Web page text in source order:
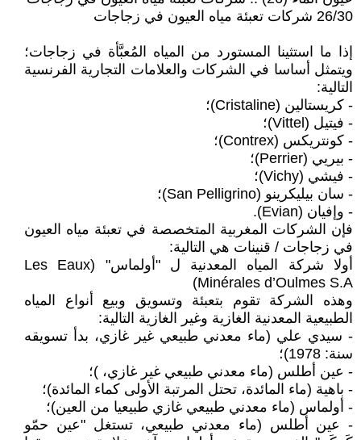
26/30 شركات تعبئة مياه العيون في زجاجات
إذا ما استثينا المستورد من المياه المُعبَّأة في زجاجات؛
ويتمثل أساسا في الشركات والعلامات التجارية الفرنسية
التالية:
- كريستالين (Cristaline)؛
- فيتيل (Vittel)؛
- كونتريكس (Contrex)؛
- بيريي (Perrier)؛
- فيشي (Vichy)؛
- سان بيليكرينو (San Pelligrino)؛
- وإفيان (Evian).
فإن الشركات المغربية المتخصصة في تعبئة مياه العيون
في زجاجات / قنينات هي التالية:
أولا شركة المياه المعدنية ل "أولماس" (Les Eaux
Minérales d’Oulmes S.A)
وهذه الشركة تقوم بتعبئة وتسويق وبيع أنواع المياه
الطبيعية المعدنية الغازية وغير الغازية التالية:
- سيدي علي (ماء معدني طبيعي غير غازي، بدأ تسويقه
سنة: 1978)؛
- عين أطلس (ماء معدني طبيعي غير غازي، )؛
- باهية (ماء المائدة، تحتل المرتبة الأولى كماء المائدة)؛
- أولماس (ماء معدني طبيعي غازي طبيعيا من العين)؛
- عين أطلس (ماء معدني طبيعي، تستغل "عين حمّو